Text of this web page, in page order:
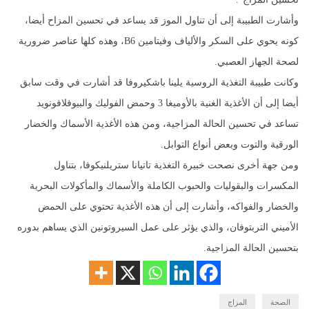
وأشارت الطبيبة إلى أن تناول الموز قد يساعد في تحسين المزاح أيضا،
كونه يحوي على السكر والألياف وفيتامين B6، وهذه كلها عناصر ضرورية
لصحة الجهاز العصبي.
وكانت طبيبة التغذية الروسية يلينا باشكيروفا قد أشارت في وقت سابق
أيضا إلى أن الأغذية الغنية بالأوميغا 3 وحمض الفوليك والبيوفلافونويد
تساعد في تحسين الحالة المزاجية، ومن هذه الأغذية الأسماك والخضار
الورقية والتوت وبعض أنواع التوابل.
ومن جهة أخرى نصحت خبيرة التغذية تاتيانا ستريلنيكوفا، بتناول
المكسرات والبقوليات والحبوب الكاملة والأسماك والمأكولات البحرية
والخضار والفواكه، وأشارت إلى أن هذه الأغذية تحتوي على الحمض
الأميني التربتوفان، والذي يؤثر على عمل السيروتونين الذي يساهم بدوره
بتحسين الحالة المزاجية.
الصحة المزاج